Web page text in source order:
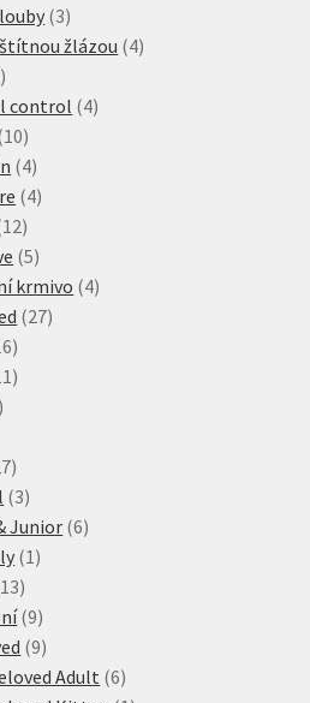
produkty
33
produkty
žlázou 44
97
produktů
control 44
1010
produktů
44
produkty
44
1212
produktů
55
produktů
krmivo 44
2727
16
produktů
11
42
27
produktů
33
produkty
Junior 66
1 1
1313
produktů
99
produktů
99
produktů
Adult 66